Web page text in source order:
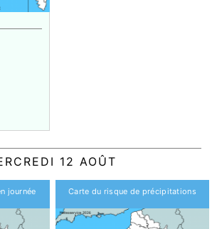
12 AOÛT
journée Carte du risque de précipitations